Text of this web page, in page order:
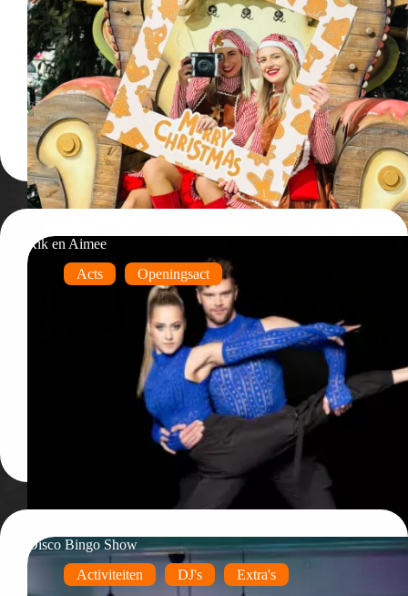
Rik en Aimee
Acts
Openingsact
Disco Bingo Show
Activiteiten
DJ's Extra's